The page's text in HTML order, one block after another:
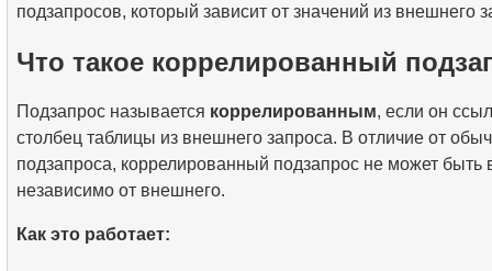
подзапросов, который зависит от значений из внешнего
Что такое коррелированный
Подзапрос называется коррелированным, если он
столбец таблицы из внешнего запроса. В отличие от
подзапроса, коррелированный подзапрос не может быть
независимо от внешнего.
Как это работает: